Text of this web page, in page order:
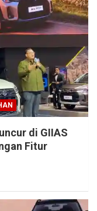
di GIIAS
Fitur